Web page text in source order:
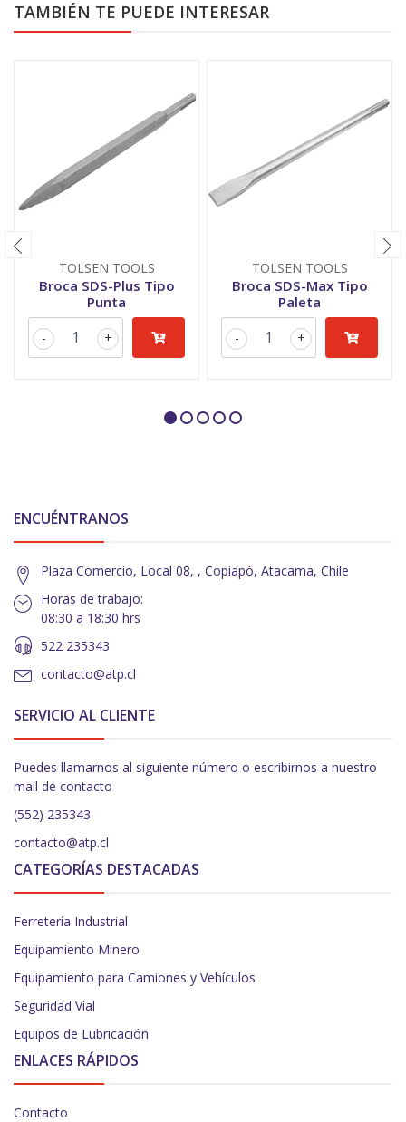
TAMBIÉN TE PUEDE INTERESAR
TOLSEN TOOLS
Broca SDS-Plus Tipo
Punta
+
-
TOLSEN TOOLS
Broca SDS-Max Tipo
Paleta
+
-
ENCUÉNTRANOS
Plaza Comercio, Local 08, , Copiapó, Atacama, Chile
Horas de trabajo:
08:30 a 18:30 hrs
522 235343
contacto@atp.cl
SERVICIO AL CLIENTE
Puedes llamarnos al siguiente número o escribirnos a nuestro
mail de contacto
(552) 235343
contacto@atp.cl
CATEGORÍAS DESTACADAS
Ferretería Industrial
Equipamiento Minero
Equipamiento para Camiones y Vehículos
Seguridad Vial
Equipos de Lubricación
ENLACES RÁPIDOS
Contacto